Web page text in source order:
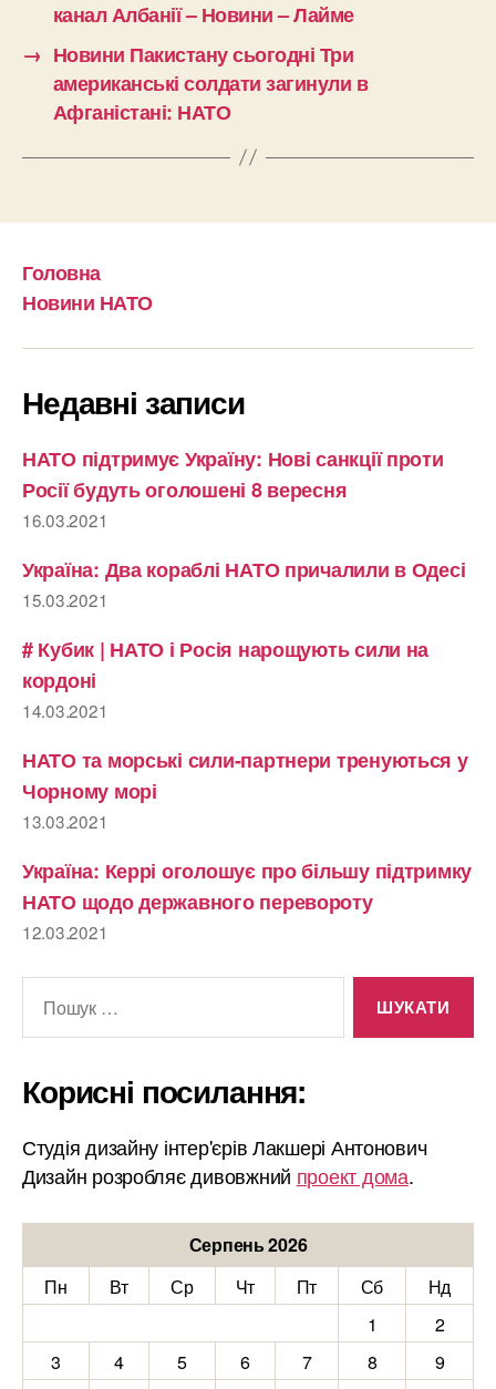
канал Албанії – Новини – Лайме
→ Новини Пакистану сьогодні Три
американські солдати загинули в
Афганістані: НАТО
Головна
Новини НАТО
Недавні записи
НАТО підтримує Україну: Нові санкції проти
Росії будуть оголошені 8 вересня
16.03.2021
Україна: Два кораблі НАТО причалили в Одесі
15.03.2021
# Кубик | НАТО і Росія нарощують сили на
кордоні
14.03.2021
НАТО та морські сили-партнери тренуються у
Чорному морі
13.03.2021
Україна: Керрі оголошує про більшу підтримку
НАТО щодо державного перевороту
12.03.2021
Корисні посилання:
Студія дизайну інтер'єрів Лакшері Антонович
Дизайн розробляє дивовжний проект дома.
Серпень 2026
Пн
Вт Ср Чт Пт Сб
Нд
1
2
3
4 5 6 7 8
9